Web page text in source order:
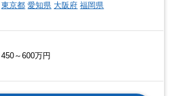
東京都 愛知県 大阪府 福岡県
450～600万円